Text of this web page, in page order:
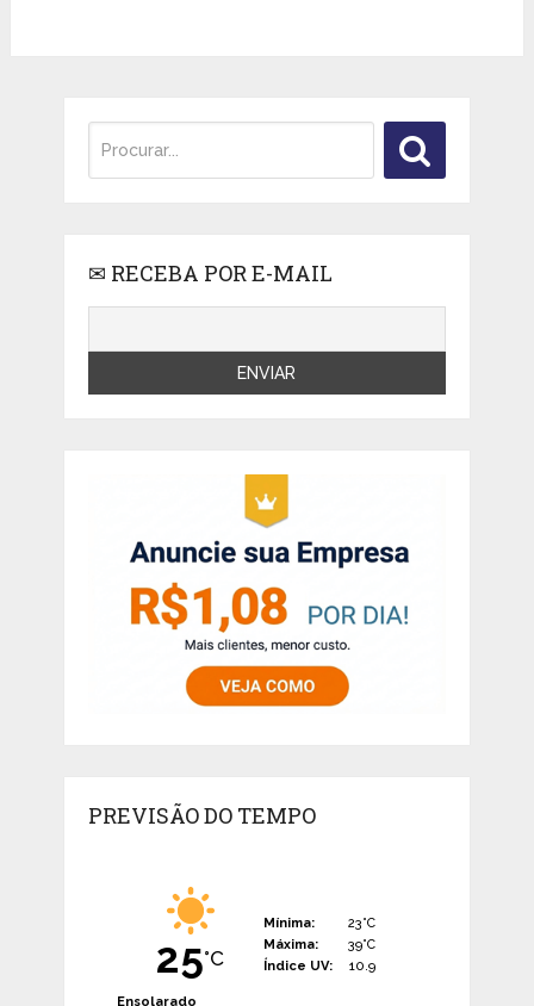
✉ RECEBA POR E-MAIL
PREVISÃO DO TEMPO
25°C
Mínima:
23°C
Máxima:
39°C
Índice UV:
10.9
Ensolarado